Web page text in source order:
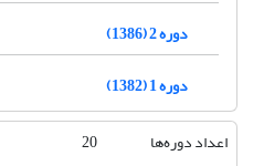
دوره 2 (1386)
دوره 1 (1382)
اعداد دوره‌ها 20